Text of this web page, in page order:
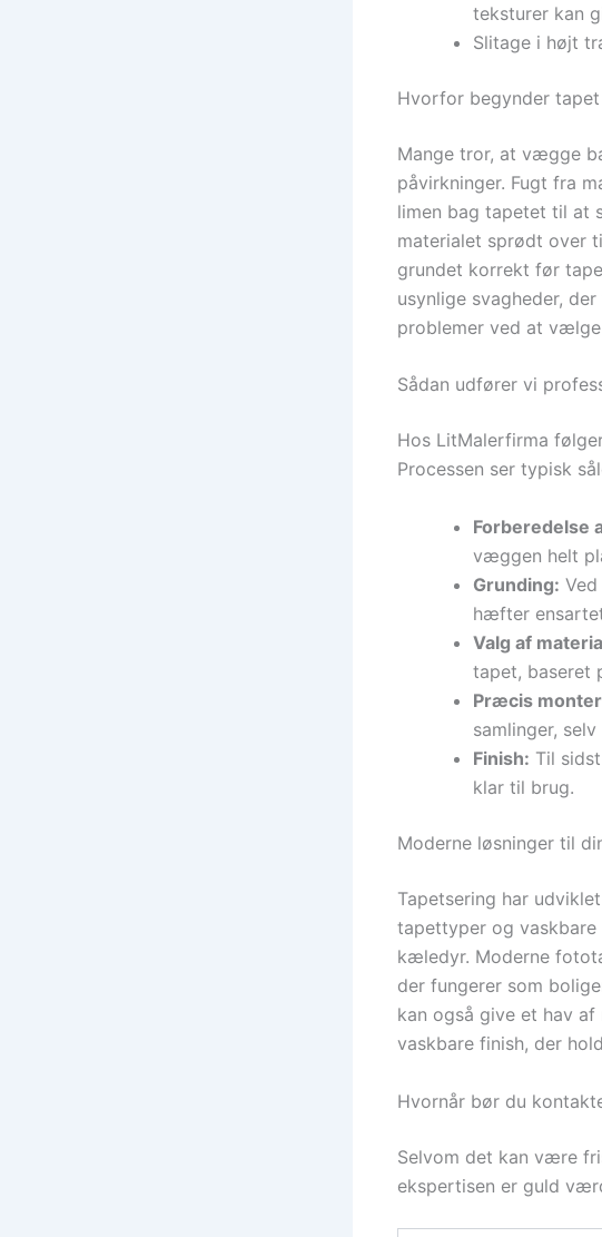
teksturer kan
Slitage i højt
Hvorfor begynder
Mange tror, at vægge
påvirkninger. Fugt fra
limen bag tapetet til at
materialet sprødt over
grundet korrekt før
usynlige svagheder,
problemer ved at
Sådan udfører vi
Hos LitMalerfirma
Processen ser typisk
Forberedelse
væggen helt
Grunding:
hæfter
Valg af
tapet, baseret
Præcis
samlinger,
Finish: Til
klar til brug.
Moderne løsninger til
Tapetsering har
tapettyper og
kæledyr. Moderne
der fungerer som
kan også give et hav
vaskbare finish, der
Hvornår bør du
Selvom det kan være
ekspertisen er guld